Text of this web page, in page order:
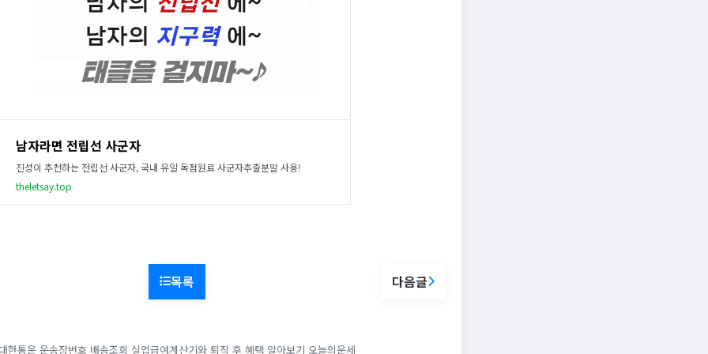
남자라면 전립선 사군자
진성이 추천하는 전립선 사군자, 국내 유일 독점원료 사군자추출분말 사용!
theletsay.top
목록 다음글
한통운 운송장번호 배송조회 실업급여계산기와 퇴직 후 혜택 알아보기 오늘의운세